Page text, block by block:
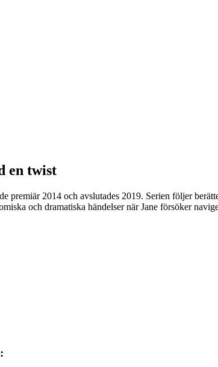
en twist
premiär 2014 och avslutades 2019. Serien följer
och dramatiska händelser när Jane försöker